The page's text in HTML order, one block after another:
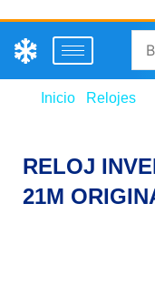
Inicio Relojes
RELOJ
21M